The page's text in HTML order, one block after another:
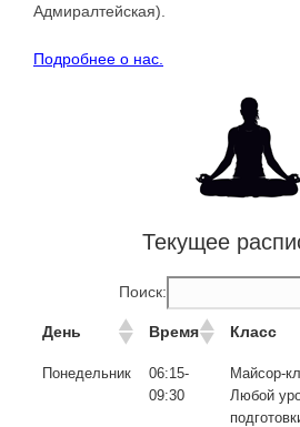
Адмиралтейская).
Подробнее о нас.
Текущее
Поиск:
День Время Класс
Понедельник
06:15-
09:30
Майсор-
Любой